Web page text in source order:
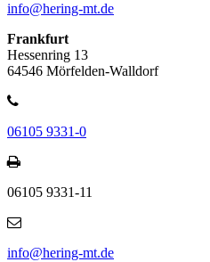
info@hering-mt.de
Frankfurt
Hessenring 13
64546 Mörfelden-Walldorf
06105 9331-0
06105 9331-11
info@hering-mt.de